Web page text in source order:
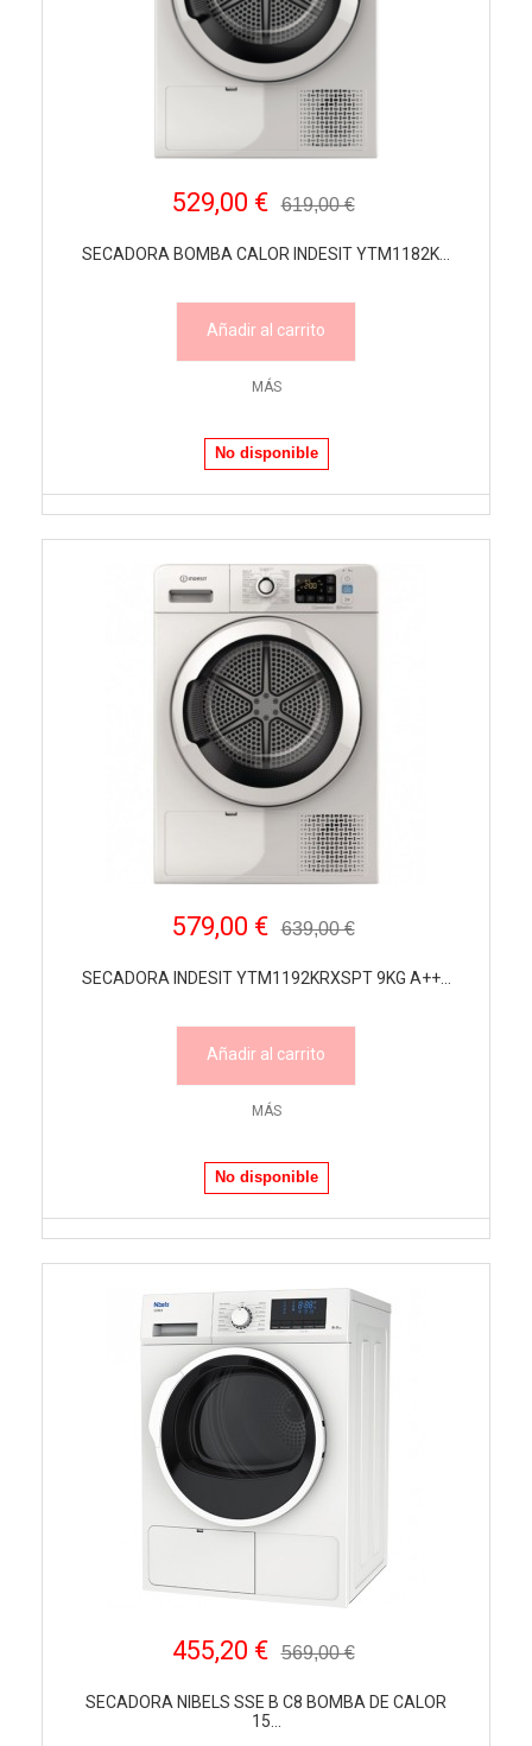
529,00 € 619,00 €
SECADORA BOMBA CALOR INDESIT YTM1182K...
Añadir al carrito
MÁS
No disponible
579,00 € 639,00 €
SECADORA INDESIT YTM1192KRXSPT 9KG A++...
Añadir al carrito
MÁS
No disponible
455,20 € 569,00 €
SECADORA NIBELS SSE B C8 BOMBA DE CALOR
15...